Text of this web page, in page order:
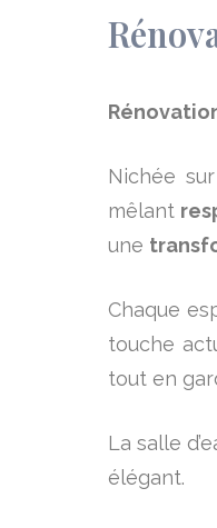
Nichée
mêlant
une
Chaque
touche
tout en
La salle
élégant.